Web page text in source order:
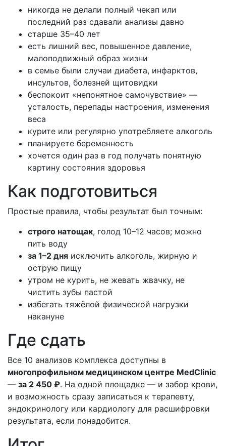
никогда не делали полный чекап или
последний раз сдавали анализы давно
старше 35–40 лет
есть лишний вес, повышенное давление,
малоподвижный образ жизни
в семье были случаи диабета, инфарктов,
инсультов, болезней щитовидки
беспокоит «непонятное самочувствие» —
усталость, перепады настроения, изменения
веса
курите или регулярно употребляете алкоголь
планируете беременность
хочется один раз в год получать понятную
картину состояния здоровья
Как подготовиться
Простые правила, чтобы результат был точным:
строго натощак, голод 10–12 часов; можно
пить воду
за 1–2 дня исключить алкоголь, жирную и
острую пищу
утром не курить, не жевать жвачку, не
чистить зубы пастой
избегать тяжёлой физической нагрузки
накануне
Где сдать
Все 10 анализов комплекса доступны в
многопрофильном медицинском центре MedClinic
— за 2 450 ₽. На одной площадке — и забор крови,
и возможность сразу записаться к терапевту,
эндокринологу или кардиологу для расшифровки
результата, если понадобится.